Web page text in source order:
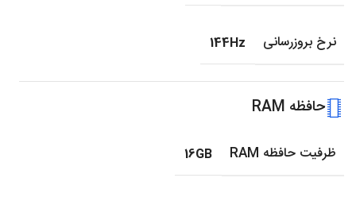
نرخ بروزرسانی 144Hz
حافظه RAM
ظرفیت حافظه RAM 16GB